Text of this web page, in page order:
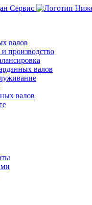
валов
производство
валов
валов